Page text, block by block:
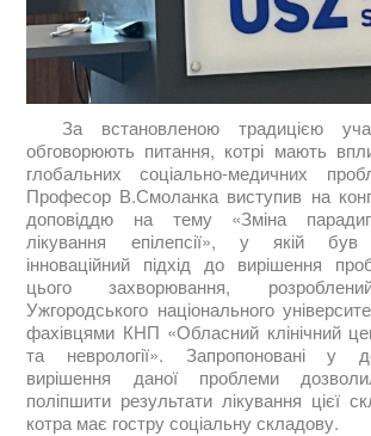
За встановленою традицією
обговорюють питання, котрі мають
глобальних соціально-медичних
Професор В.Смоланка виступив на
доповіддю на тему «Зміна
лікування епілепсії», у якій був
інноваційний підхід до вирішення
цього захворювання,
Ужгородського національного
фахівцями КНП «Обласний клінічний
та неврології». Запропоновані у
вирішення даної проблеми
поліпшити результати лікування цієї
котра має гостру соціальну складову.